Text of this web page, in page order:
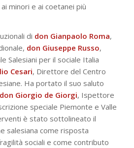
minori e ai coetanei più
di don Gianpaolo Roma,
don Giuseppe Russo,
Salesiani per il sociale Italia
Cesari, Direttore del Centro
Ha portato il suo saluto
don Giorgio de Giorgi, Ispettore
speciale Piemonte e Valle
è stato sottolineato il
salesiana come risposta
sociali e come contributo